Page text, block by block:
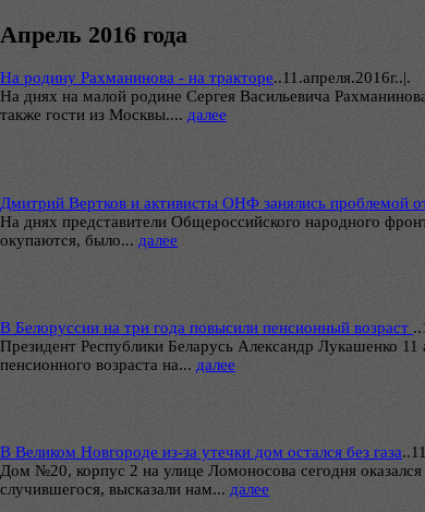
Апрель 2016 года
На родину Рахманинова - на тракторе..11.апреля.2016г..|.
На днях на малой родине Сергея Васильевича
также гости из Москвы.... далее
Дмитрий Вертков и активисты ОНФ занялись проблемой
На днях представители Общероссийского народного
окупаются, было... далее
В Белоруссии на три года повысили пенсионный возраст ..
Президент Республики Беларусь Александр Лукашенко
пенсионного возраста на... далее
В Великом Новгороде из-за утечки дом остался без газа..
Дом №20, корпус 2 на улице Ломоносова сегодня
случившегося, высказали нам... далее